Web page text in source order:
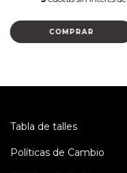
COMPRAR
Tabla de talles
Políticas de Cambio